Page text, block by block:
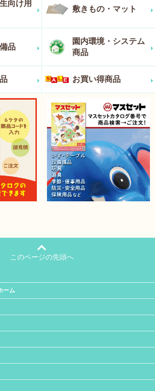
向け用
敷きもの・マット
品
園内環境・システム
商品
お買い得商品
このページの先頭へ
ーム